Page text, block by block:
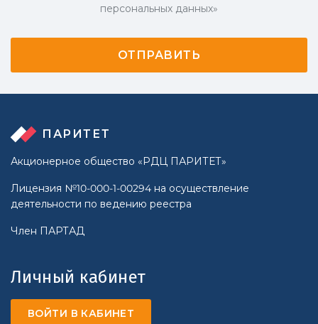
персональных данных»
ПАРИТЕТ
Акционерное общество «РДЦ ПАРИТЕТ»
Лицензия №10-000-1-00294 на осуществление
деятельности по ведению реестра
Член ПАРТАД
Личный кабинет
ВОЙТИ В КАБИНЕТ